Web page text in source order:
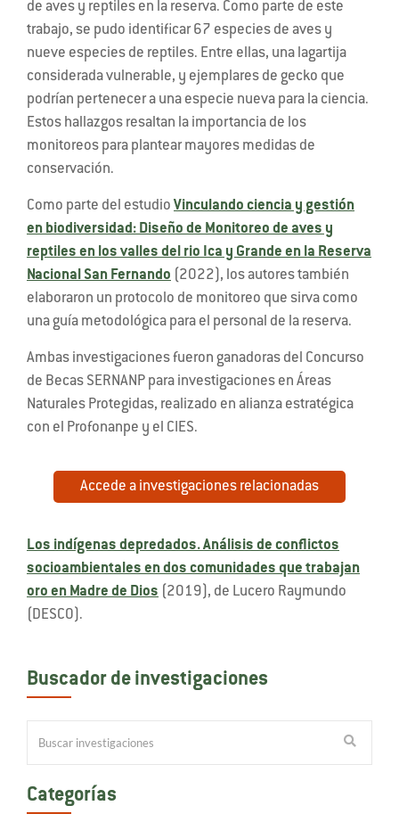
de aves y reptiles en la reserva. Como parte de este
trabajo, se pudo identificar 67 especies de aves y
nueve especies de reptiles. Entre ellas, una lagartija
considerada vulnerable, y ejemplares de gecko que
podrían pertenecer a una especie nueva para la ciencia.
Estos hallazgos resaltan la importancia de los
monitoreos para plantear mayores medidas de
conservación.
Como parte del estudio Vinculando ciencia y gestión
en biodiversidad: Diseño de Monitoreo de aves y
reptiles en los valles del rio Ica y Grande en la Reserva
Nacional San Fernando (2022), los autores también
elaboraron un protocolo de monitoreo que sirva como
una guía metodológica para el personal de la reserva.
Ambas investigaciones fueron ganadoras del Concurso
de Becas SERNANP para investigaciones en Áreas
Naturales Protegidas, realizado en alianza estratégica
con el Profonanpe y el CIES.
Accede a investigaciones relacionadas
Los indígenas depredados. Análisis de conflictos
socioambientales en dos comunidades que trabajan
oro en Madre de Dios (2019), de Lucero Raymundo
(DESCO).
Buscador de investigaciones
Categorías